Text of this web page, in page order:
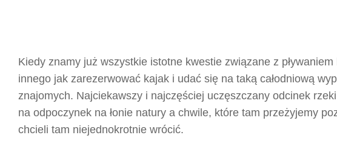
Kiedy znamy już wszystkie istotne kwestie związane z pływaniem
innego jak zarezerwować kajak i udać się na taką całodniową
znajomych. Najciekawszy i najczęściej uczęszczany odcinek
na odpoczynek na łonie natury a chwile, które tam przeżyjemy
chcieli tam niejednokrotnie wrócić.